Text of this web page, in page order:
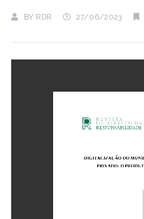
BY RDR 27/06/2023